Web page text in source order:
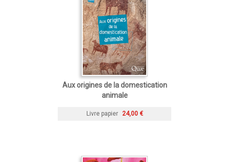
Aux origines de la domestication
animale
Livre papier 24,00 €